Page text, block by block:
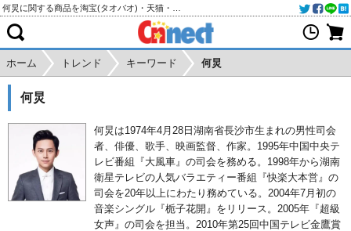
ホーム トレンド キーワード 何炅
何炅
何炅は1974年4月28日湖南省長沙市生まれの男性司会
者、俳優、歌手、映画監督、作家。1995年中国中央テ
レビ番組『大風車』の司会を務める。1998年から湖南
衛星テレビの人気バラエティー番組『快楽大本営』の
司会を20年以上にわたり務めている。2004年7月初の
音楽シングル『栀子花開』をリリース。2005年『超級
女声』の司会を担当。2010年第25回中国テレビ金鷹賞